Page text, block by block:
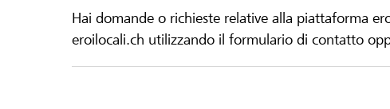
Hai domande o richieste relative alla piattaforma
eroilocali.ch utilizzando il formulario di contatto